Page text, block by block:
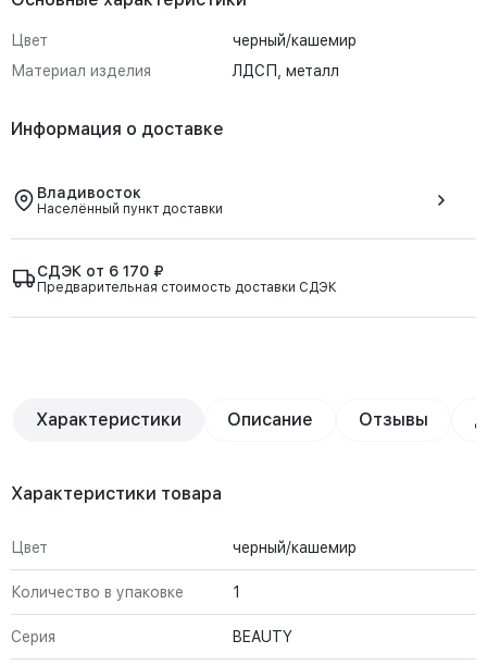
Цвет
черный/кашемир
Материал изделия
ЛДСП, металл
Информация о доставке
Владивосток
Населённый пункт доставки
СДЭК от 6 170 ₽
Предварительная стоимость доставки СДЭК
Характеристики Описание Отзывы
Характеристики товара
Цвет черный/кашемир
Количество в упаковке 1
Серия BEAUTY